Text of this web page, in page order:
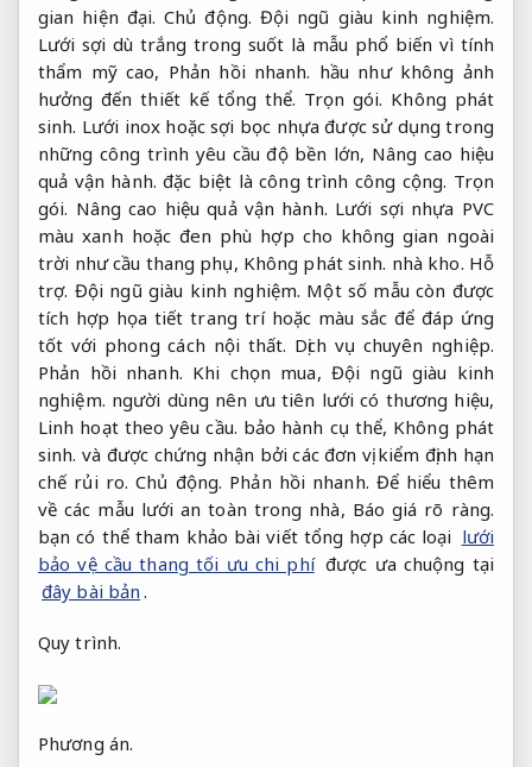
gian hiện đại.Chủ động. Đội ngũ giàu kinh nghiệm.
Lưới sợi dù trắng trong suốt là mẫu phổ biến vì tính
thẩm mỹ cao, Phản hồi nhanh. hầu như không ảnh
hưởng đến thiết kế tổng thể. Trọn gói. Không phát
sinh. Lưới inox hoặc sợi bọc nhựa được sử dụng trong
những công trình yêu cầu độ bền lớn, Nâng cao hiệu
quả vận hành. đặc biệt là công trình công cộng. Trọn
gói. Nâng cao hiệu quả vận hành. Lưới sợi nhựa PVC
màu xanh hoặc đen phù hợp cho không gian ngoài
trời như cầu thang phụ, Không phát sinh. nhà kho. Hỗ
trợ. Đội ngũ giàu kinh nghiệm. Một số mẫu còn được
tích hợp họa tiết trang trí hoặc màu sắc để đáp ứng
tốt với phong cách nội thất. Dịch vụ chuyên nghiệp.
Phản hồi nhanh. Khi chọn mua, Đội ngũ giàu kinh
nghiệm. người dùng nên ưu tiên lưới có thương hiệu,
Linh hoạt theo yêu cầu. bảo hành cụ thể, Không phát
sinh. và được chứng nhận bởi các đơn vị kiểm định hạn
chế rủi ro.Chủ động. Phản hồi nhanh. Để hiểu thêm
về các mẫu lưới an toàn trong nhà, Báo giá rõ ràng.
bạn có thể tham khảo bài viết tổng hợp các loại lưới
bảo vệ cầu thang tối ưu chi phí được ưa chuộng tại
đây bài bản .
Quy trình.
Phương án.